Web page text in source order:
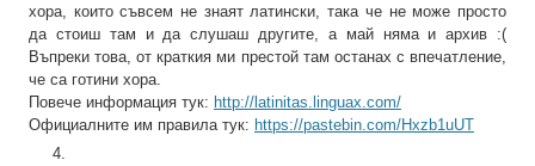
хора, които съвсем не знаят латински, така че не може просто
да стоиш там и да слушаш другите, а май няма и архив :(
Въпреки това, от краткия ми престой там останах с впечатление,
че са готини хора.
Повече информация тук: http://latinitas.linguax.com/
Официалните им правила тук: https://pastebin.com/Hxzb1uUT
4.